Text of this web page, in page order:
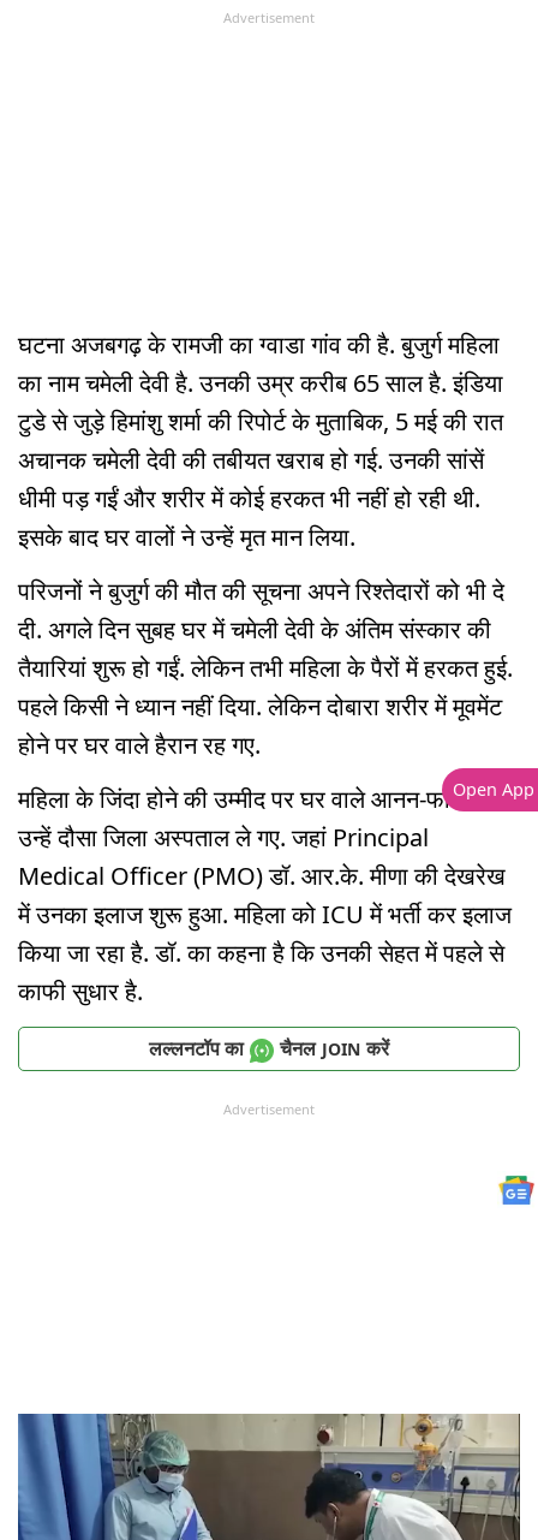
Advertisement
घटना अजबगढ़ के रामजी का ग्वाडा गांव की है. बुजुर्ग महिला
का नाम चमेली देवी है. उनकी उम्र करीब 65 साल है. इंडिया
टुडे से जुड़े हिमांशु शर्मा की रिपोर्ट के मुताबिक, 5 मई की रात
अचानक चमेली देवी की तबीयत खराब हो गई. उनकी सांसें
धीमी पड़ गईं और शरीर में कोई हरकत भी नहीं हो रही थी.
इसके बाद घर वालों ने उन्हें मृत मान लिया.
परिजनों ने बुजुर्ग की मौत की सूचना अपने रिश्तेदारों को भी दे
दी. अगले दिन सुबह घर में चमेली देवी के अंतिम संस्कार की
तैयारियां शुरू हो गईं. लेकिन तभी महिला के पैरों में हरकत हुई.
पहले किसी ने ध्यान नहीं दिया. लेकिन दोबारा शरीर में मूवमेंट
होने पर घर वाले हैरान रह गए.
महिला के जिंदा होने की उम्मीद पर घर वाले आनन-फानन में
उन्हें दौसा जिला अस्पताल ले गए. जहां Principal
Medical Officer (PMO) डॉ. आर.के. मीणा की देखरेख
में उनका इलाज शुरू हुआ. महिला को ICU में भर्ती कर इलाज
किया जा रहा है. डॉ. का कहना है कि उनकी सेहत में पहले से
काफी सुधार है.
लल्लनटॉप का चैनल JOIN करें
Advertisement
Open App